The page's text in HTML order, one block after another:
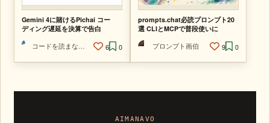
Gemini 4に賭けるPichai コー
ディング遅延を決算で告白
6 0
prompts.chat必読プロンプト20
選 CLIとMCPで普段使いに
プロンプト画伯
9 0
AIMANAVO